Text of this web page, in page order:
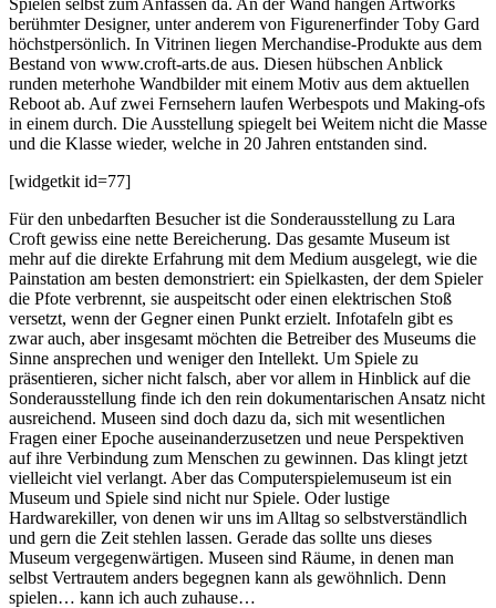
berühmter Designer, unter anderem von Figurenerfinder Toby Gard
höchstpersönlich. In Vitrinen liegen Merchandise-Produkte aus dem
Bestand von www.croft-arts.de aus. Diesen hübschen Anblick
runden meterhohe Wandbilder mit einem Motiv aus dem aktuellen
Reboot ab. Auf zwei Fernsehern laufen Werbespots und Making-ofs
in einem durch. Die Ausstellung spiegelt bei Weitem nicht die Masse
und die Klasse wieder, welche in 20 Jahren entstanden sind.
[widgetkit id=77]
Für den unbedarften Besucher ist die Sonderausstellung zu Lara
Croft gewiss eine nette Bereicherung. Das gesamte Museum ist
mehr auf die direkte Erfahrung mit dem Medium ausgelegt, wie die
Painstation am besten demonstriert: ein Spielkasten, der dem Spieler
die Pfote verbrennt, sie auspeitscht oder einen elektrischen Stoß
versetzt, wenn der Gegner einen Punkt erzielt. Infotafeln gibt es
zwar auch, aber insgesamt möchten die Betreiber des Museums die
Sinne ansprechen und weniger den Intellekt. Um Spiele zu
präsentieren, sicher nicht falsch, aber vor allem in Hinblick auf die
Sonderausstellung finde ich den rein dokumentarischen Ansatz nicht
ausreichend. Museen sind doch dazu da, sich mit wesentlichen
Fragen einer Epoche auseinanderzusetzen und neue Perspektiven
auf ihre Verbindung zum Menschen zu gewinnen. Das klingt jetzt
vielleicht viel verlangt. Aber das Computerspielemuseum ist ein
Museum und Spiele sind nicht nur Spiele. Oder lustige
Hardwarekiller, von denen wir uns im Alltag so selbstverständlich
und gern die Zeit stehlen lassen. Gerade das sollte uns dieses
Museum vergegenwärtigen. Museen sind Räume, in denen man
selbst Vertrautem anders begegnen kann als gewöhnlich. Denn
spielen… kann ich auch zuhause…